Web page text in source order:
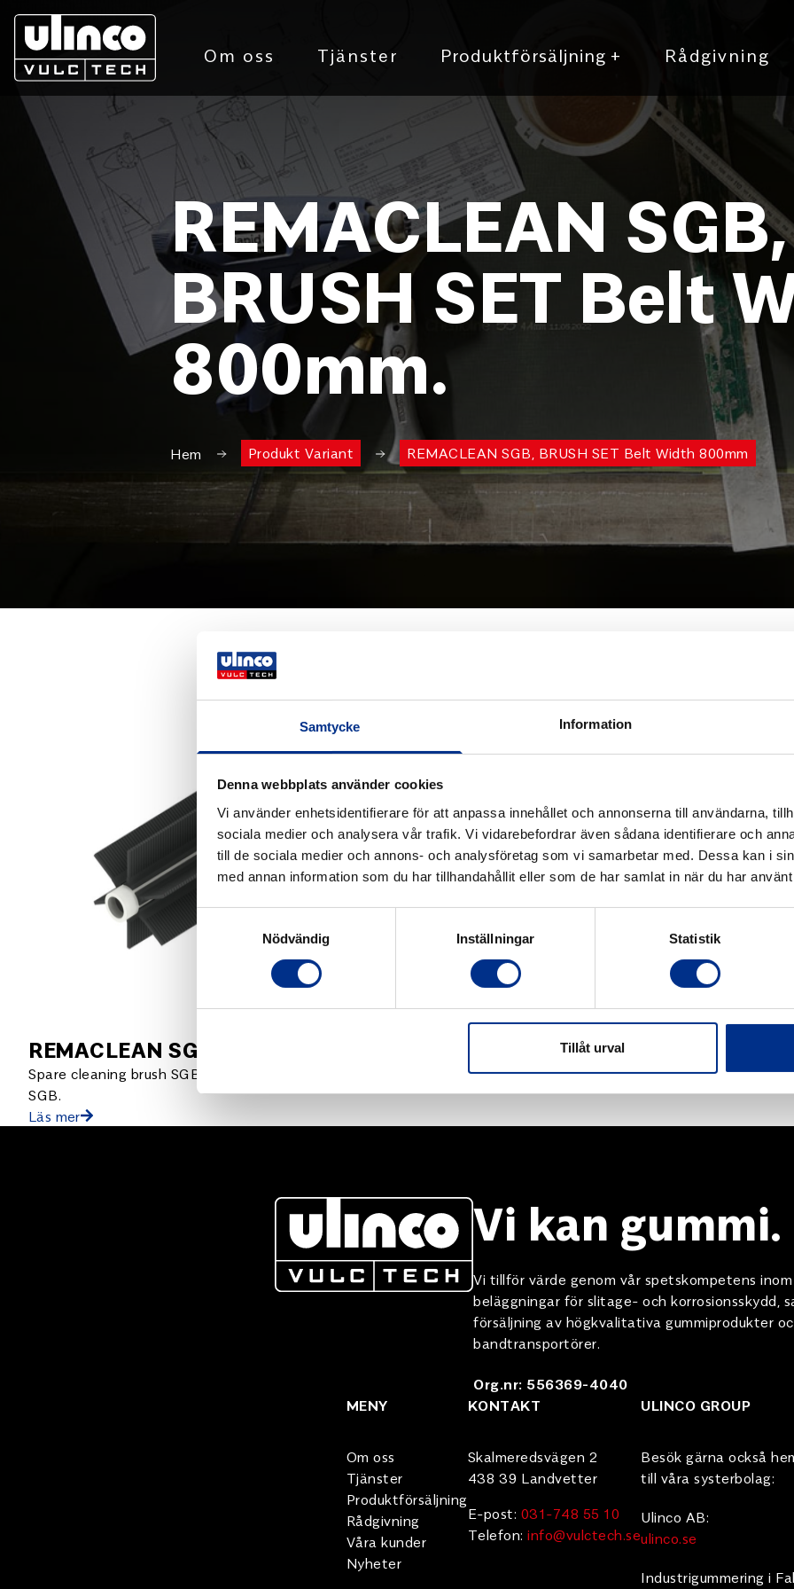
Samtycke Information
Denna webbplats använder cookies
Vi använder enhetsidentifierare för att anpassa innehållet och annonserna till användarna,
sociala medier och analysera vår trafik. Vi vidarebefordrar även sådana identifierare och
till de sociala medier och annons- och analysföretag som vi samarbetar med. Dessa kan i
med annan information som du har tillhandahållit eller som de har samlat in när du har
Nödvändig
Inställningar Statistik
Tillåt urval
Om oss Tjänster Produktförsäljning + Rådgivning
REMACLEAN SGB,
BRUSH SET Belt
800mm.
Hem Produkt Variant REMACLEAN SGB, BRUSH SET Belt Width 800mm
REMACLEAN SGB Tillbehör
Spare cleaning brush SGB. Spare cleaning brush
SGB.
Läs mer
Vi kan gummi.
Vi tillför värde genom vår spetskompetens
beläggningar för slitage- och korrosionsskydd,
försäljning av högkvalitativa gummiprodukter
bandtransportörer.
Org.nr: 556369-4040
MENY
Om oss
Tjänster
Produktförsäljning
Rådgivning
Våra kunder
Nyheter
KONTAKT
Skalmeredsvägen 2
438 39 Landvetter
E-post: 031-748 55 10
Telefon:info@vulctech.se
ULINCO GROUP
Besök gärna också
till våra systerbolag:
Ulinco AB:
ulinco.se
Industrigummering i